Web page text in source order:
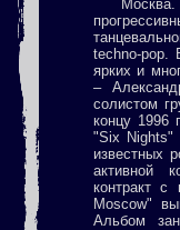
Москва.
techno-pop.
ярких и
–
cолистом
концу 1996
"Six Nights"
известных
активной
контракт с
Moscow"
Альбом